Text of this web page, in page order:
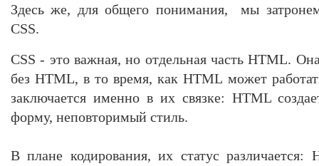
Здесь же, для общего понимания, мы
CSS.
CSS - это важная, но отдельная часть HTML.
без HTML, в то время, как HTML может
заключается именно в их связке: HTML
форму, неповторимый стиль.
В плане кодирования, их статус